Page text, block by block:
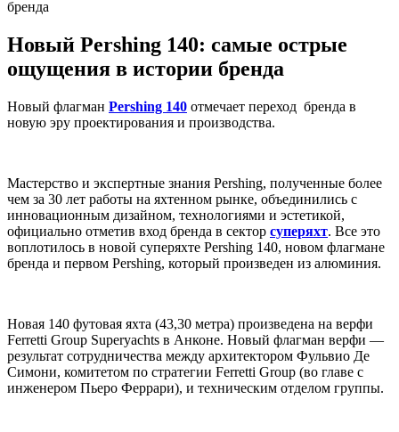
Новый Pershing 140: самые острые
ощущения в истории бренда
Новый флагман Pershing 140 отмечает переход бренда в
новую эру проектирования и производства.
Мастерство и экспертные знания Pershing, полученные более
чем за 30 лет работы на яхтенном рынке, объединились с
инновационным дизайном, технологиями и эстетикой,
официально отметив вход бренда в сектор суперяхт. Все это
воплотилось в новой суперяхте Pershing 140, новом флагмане
бренда и первом Pershing, который произведен из алюминия.
Новая 140 футовая яхта (43,30 метра) произведена на верфи
Ferretti Group Superyachts в Анконе. Новый флагман верфи —
результат сотрудничества между архитектором Фульвио Де
Симони, комитетом по стратегии Ferretti Group (во главе с
инженером Пьеро Феррари), и техническим отделом группы.